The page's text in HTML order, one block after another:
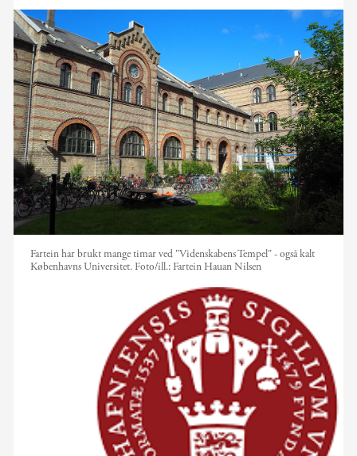
Fartein har brukt mange timar ved "Videnskabens Tempel" - også kalt
Københavns Universitet. Foto/ill.: Fartein Hauan Nilsen